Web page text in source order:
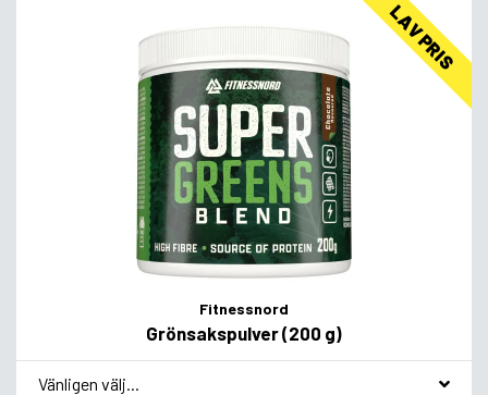
LAV PRIS
Fitnessnord
Grönsakspulver (200 g)
* Smagsvariant